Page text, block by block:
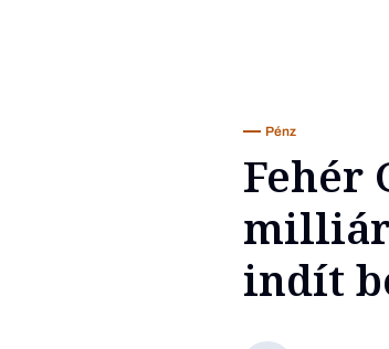
Pénz
Fehér
indít